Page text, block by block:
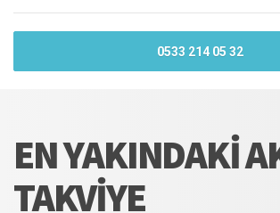
0533 214 05 32
EN YAKINDAKI
TAKVIYE